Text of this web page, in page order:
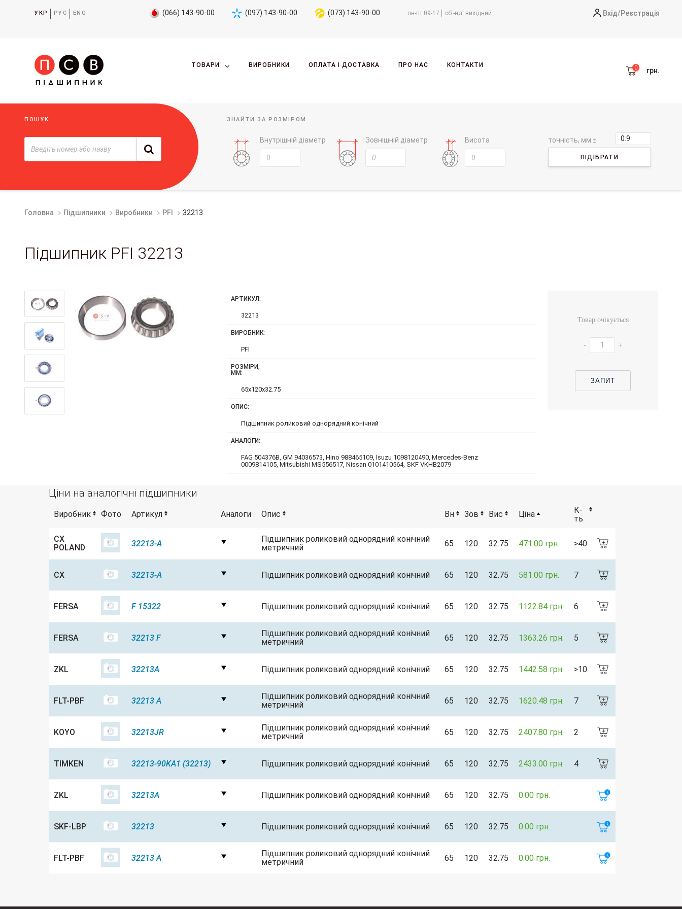
УКР РУС ENG пн-пт 09-17 сб.-нд. вихідний
(066) 143-90-00 (097) 143-90-00 (073) 143-90-00 Вхід/Реєстрація
ТОВАРИ ВИРОБНИКИ ОПЛАТА І ДОСТАВКА ПРО НАС КОНТАКТИ
грн.
ПОШУК ЗНАЙТИ ЗА РОЗМІРОМ
Внутрішній діаметр Зовнішній діаметр Висота точність, мм ±
ПІДІБРАТИ
Головна Підшипники Виробники PFI 32213
Підшипник PFI 32213
АРТИКУЛ:
32213
ВИРОБНИК:
PFI
РОЗМІРИ,
ММ:
65x120x32.75
ОПИС:
Підшипник роликовий однорядний конічний
АНАЛОГИ:
FAG 504376B, GM 94036573, Hino 988465109, Isuzu 1098120490, Mercedes-Benz
0009814105, Mitsubishi MS556517, Nissan 0101410564, SKF VKHB2079
Товар очікується
- +
ЗАПИТ
Ціни на аналогічні підшипники
Виробник Фото Артикул Аналоги Опис Вн Зов Вис Ціна
К-
ть
CX
POLAND
32213-A
Підшипник роликовий однорядний конічний
метричний
65 120 32.75 471.00 грн. >40
CX 32213-A Підшипник роликовий однорядний конічний 65 120 32.75 581.00 грн. 7
FERSA F 15322 Підшипник роликовий однорядний конічний 65 120 32.75 1122.84 грн. 6
FERSA 32213 F
Підшипник роликовий однорядний конічний
метричний
65 120 32.75 1363.26 грн. 5
ZKL 32213A Підшипник роликовий однорядний конічний 65 120 32.75 1442.58 грн. >10
FLT-PBF 32213 А
Підшипник роликовий однорядний конічний
метричний
65 120 32.75 1620.48 грн. 7
KOYO 32213JR
Підшипник роликовий однорядний конічний
метричний
65 120 32.75 2407.80 грн. 2
TIMKEN 32213-90KA1 (32213) Підшипник роликовий однорядний конічний 65 120 32.75 2433.00 грн. 4
ZKL 32213A Підшипник роликовий однорядний конічний 65 120 32.75 0.00 грн.
SKF-LBP 32213 Підшипник роликовий однорядний конічний 65 120 32.75 0.00 грн.
FLT-PBF 32213 A
Підшипник роликовий однорядний конічний
метричний
65 120 32.75 0.00 грн.